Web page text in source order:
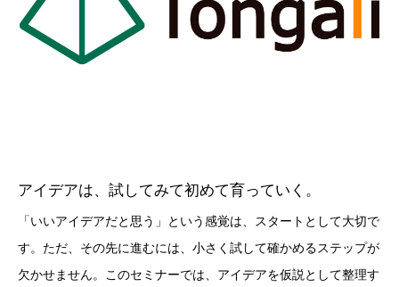
アイデアは、試してみて初めて育っていく。
「いいアイデアだと思う」という感覚は、スタートとして大切で
す。ただ、その先に進むには、小さく試して確かめるステップが
欠かせません。このセミナーでは、アイデアを仮説として整理す